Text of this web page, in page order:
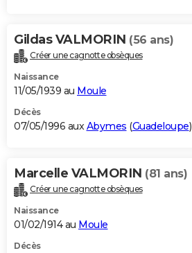
Gildas VALMORIN (56 ans)
Créer une cagnotte obsèques
Naissance
11/05/1939 au Moule
Décès
07/05/1996 auxAbymes (Guadeloupe)
Marcelle VALMORIN (81 ans)
Créer une cagnotte obsèques
Naissance
01/02/1914 au Moule
Décès